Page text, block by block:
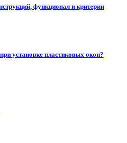
функционал и критерии
установке пластиковых окон?